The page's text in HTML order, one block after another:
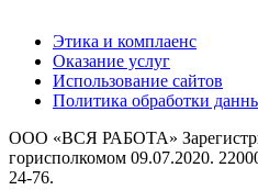
Этика и комплаенс
Оказание услуг
Использование сайтов
Политика обработки
ООО «ВСЯ РАБОТА»
горисполкомом 09.07.2020.
24-76.